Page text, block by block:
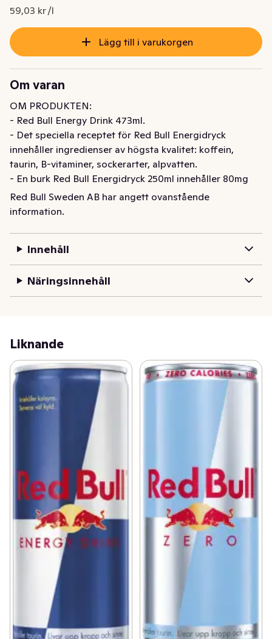
59,03 kr /l
Lägg till i varukorgen
Om varan
OM PRODUKTEN:
- Red Bull Energy Drink 473ml.
- Det speciella receptet för Red Bull Energidryck
innehåller ingredienser av högsta kvalitet: koffein,
taurin, B-vitaminer, sockerarter, alpvatten.
- En burk Red Bull Energidryck 250ml innehåller 80mg
koffein, ungefär samma mängd som i en kopp kaffe.
- Mängden socker i en burk Red Bull Energidryck
apelsinjuice - 11g per 100ml.
- Red Bulls burkar är gjorda av 100% återvinningsbar
aluminium.
- Livar upp kropp och sinne.
Bull, inspirerad av funktionsdrycker från fjärran östern.
unikt marknadsföringskoncept och lanserade Red Bull
Energidryck den 1:a april, 1987. En helt ny
produktkategori föddes - energidryck.
KONSUMTIONSTILLFÄLLEN
Red Bulls energidrycker är uppskattade över hela
världen av toppidrottare och studenter, under krävande
arbetsdagar och vid långa bilkörningar.
INUTI BURKEN
Koffein: Koffein har använts för dess stimulerande
effekt på människokroppen sedan urminnes tider och
finns naturligt i över 60 växter. Koffein har bland annat
förmågan att ge en ökad känsla av vakenhet och bidrar
till att stimulera koncentrationsförmågan. En burk Red
Bull Energy Drink 250ml innehåller 80mg koffein. Taurin:
Taurin är en aminosyra som utgör ett naturligt inslag i
människokroppen. Taurin förekommer i den dagliga
kosten och hjälper till i flera olika biologiska processer.
Red Bull Sweden AB har angett ovanstående
information.
Innehåll
Näringsinnehåll
Liknande